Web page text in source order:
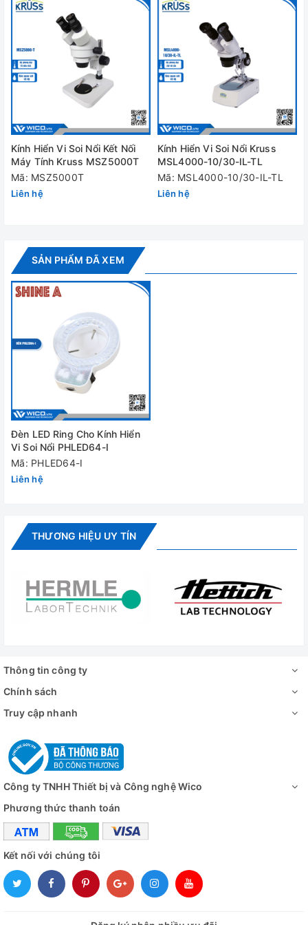
- 01x Đèn chiếu sáng LED Ring.
- 01x Adapter nguồn.
- 01x Adapter để treo đèn (dạng vành tròn có ngấn)
- 01x Hộp đựng đèn.
Model
Đèn sử dụng
64 bóng LED cho ánh sáng trắng tự
điều chỉnh cường độ
chỉnh từ
Nguồn AV 100-240V (cho
Video - Hình ảnh
Kính Hiển Vi Soi Nổi Kết Nối
Máy Tính Kruss MSZ5000T
Mã: MSZ5000T
Liên hệ
Kính Hiển Vi Soi Nổi Kruss
MSL4000-10/30-IL-TL
Mã: MSL4000-10/30-IL-TL
Liên hệ
SẢN PHẨM ĐÃ XEM
Đèn LED Ring Cho Kính Hiển
Vi Soi Nổi PHLED64-I
Mã: PHLED64-I
Liên hệ
THƯƠNG HIỆU UY TÍN
Thông tin công ty
Chính sách
Truy cập nhanh
Công ty TNHH Thiết bị và Công nghệ Wico
Phương thức thanh toán
Kết nối với chúng tôi